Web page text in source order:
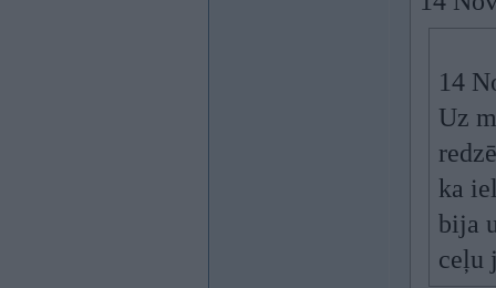
14
Uz
ka
bija
ceļu